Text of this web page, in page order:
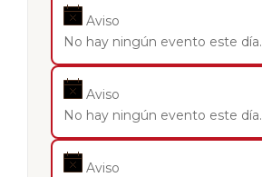
Aviso
No hay ningún evento este día.
Aviso
No hay ningún evento este día.
Aviso